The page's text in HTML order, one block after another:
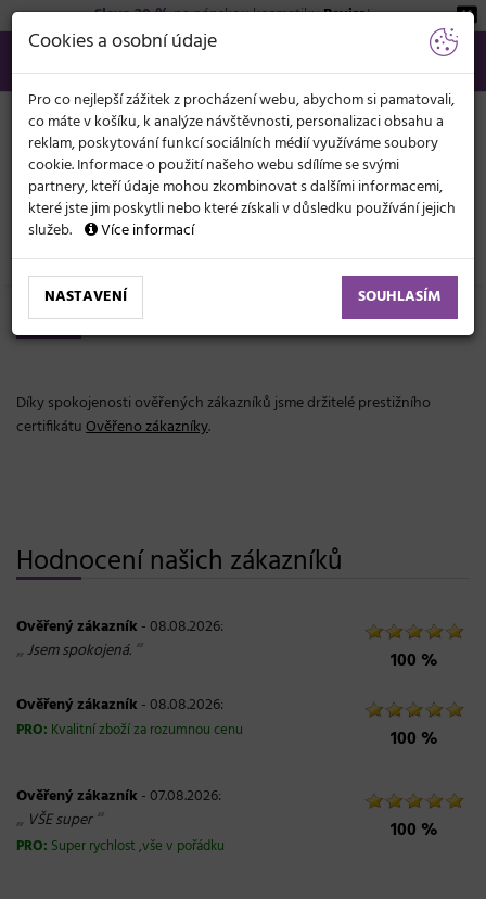
Sleva 20 %na pánskou kosmetikuBeviro!
566 440 099
info@svetkadernictvi.cz
Po−pá: 8−17
Vše o nákupu Kč
KATEGORIE
MENU
Ověřeno našimi zákazníky
Ověřeno našimi zákazníky
Díky spokojenosti ověřených zákazníků jsme držitelé prestižního
certifikátuOvěřeno zákazníky.
Hodnocení našich zákazníků
100 %
Ověřený zákazník - 08.08.2026:
„ Jsem spokojená. “
100 %
Ověřený zákazník - 08.08.2026:
PRO: Kvalitní zboží za rozumnou cenu
100 %
Ověřený zákazník - 07.08.2026:
„ VŠE super“
PRO: Super rychlost ,vše v pořádku
Cookies a osobní údaje
Pro co nejlepší zážitek z procházení webu, abychom si pamatovali,
co máte v košíku, k analýze návštěvnosti, personalizaci obsahu a
reklam, poskytování funkcí sociálních médií využíváme soubory
cookie. Informace o použití našeho webu sdílíme se svými
partnery, kteří údaje mohou zkombinovat s dalšími informacemi,
které jste jim poskytli nebo které získali v důsledku používání jejich
služeb.
Více informací
NASTAVENÍ SOUHLASÍM